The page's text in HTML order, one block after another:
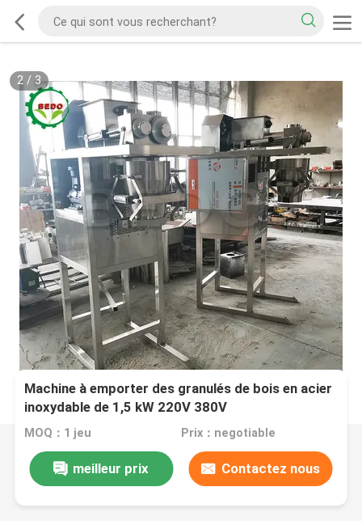
2/ 3
Machine à emporter des granulés de bois en acier
inoxydable de 1,5 kW 220V 380V
MOQ：1 jeu Prix：negotiable
meilleur prix Contactez nous